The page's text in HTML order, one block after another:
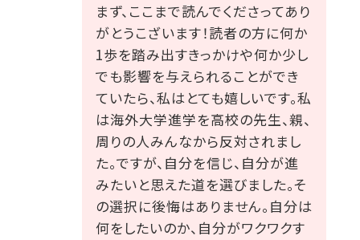
まず、ここまで読んでくださってあり
がとうこざいます！読者の方に何か
1歩を踏み出すきっかけや何か少し
でも影響を与えられることができ
ていたら、私はとても嬉しいです。私
は海外大学進学を高校の先生、親、
周りの人みんなから反対されまし
た。ですが、自分を信じ、自分が進
みたいと思えた道を選びました。そ
の選択に後悔はありません。自分は
何をしたいのか、自分がワクワクす